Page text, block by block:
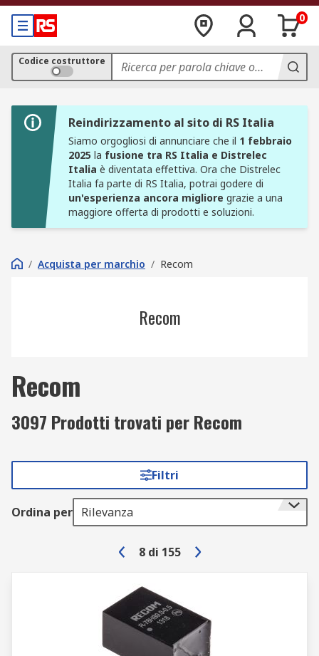
0
Codice costruttore
Reindirizzamento al sito di RS Italia
Siamo orgogliosi di annunciare che il 1 febbraio
2025 la fusione tra RS Italia e Distrelec
Italia è diventata effettiva. Ora che Distrelec
Italia fa parte di RS Italia, potrai godere di
un'esperienza ancora migliore grazie a una
maggiore offerta di prodotti e soluzioni.
/ Acquista per marchio / Recom
Recom
Recom
3097 Prodotti trovati per Recom
Filtri
Ordina per Rilevanza
8 di 155